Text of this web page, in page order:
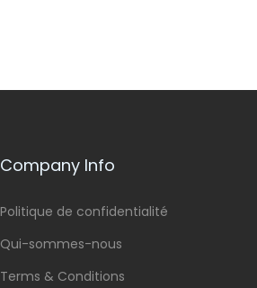
Company Info
Politique de confidentialité
Qui-sommes-nous
Terms & Conditions